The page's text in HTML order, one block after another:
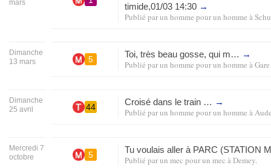
mars
timide,01/03 14:30 →
Publié parun homme pour un homme à
Dimanche
13 mars
5 Toi, très beau gosse, qui m… →
Publié parun homme pour un homme à
Dimanche
25 avril
44 Croisé dans le train … →
Publié parun homme pour un homme à
Mercredi 7
octobre
5 Tu voulais aller à PARC (STATION
Publié parun mec pour un mec àDemey.